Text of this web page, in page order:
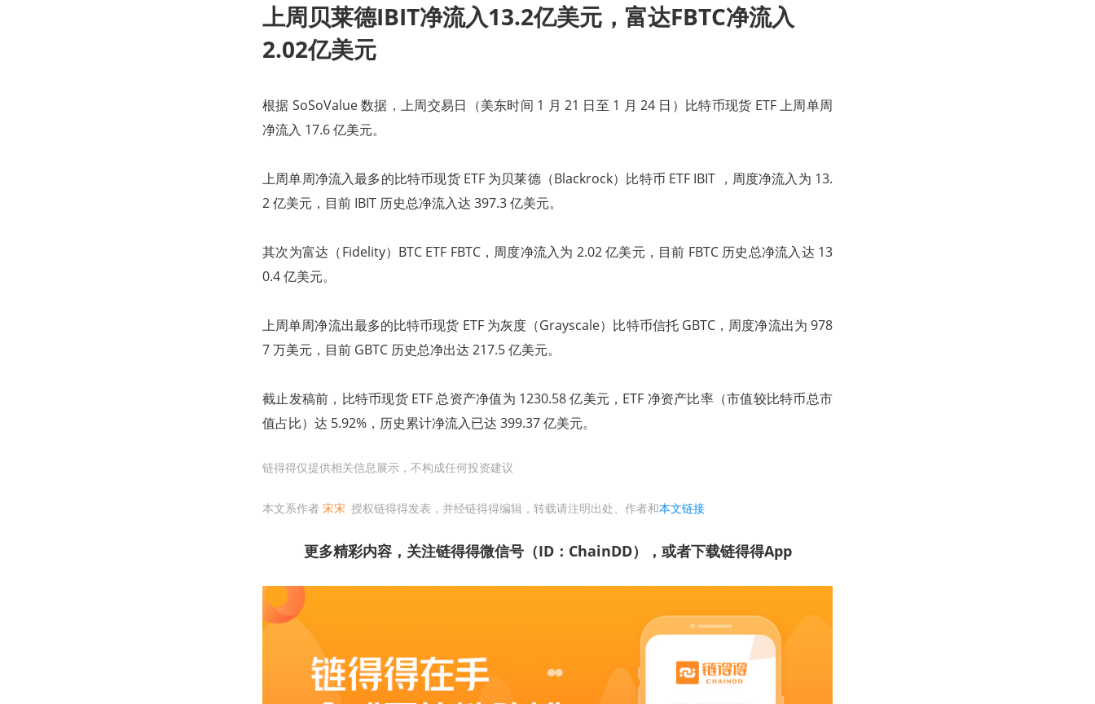
上周贝莱德IBIT净流入13.2亿美元，富达FBTC净流入
2.02亿美元
根据 SoSoValue 数据，上周交易日（美东时间 1 月 21 日至 1 月 24 日）比特币现货 ETF 上周单周
净流入 17.6 亿美元。
上周单周净流入最多的比特币现货 ETF 为贝莱德（Blackrock）比特币 ETF IBIT ，周度净流入为 13.
2 亿美元，目前 IBIT 历史总净流入达 397.3 亿美元。
其次为富达（Fidelity）BTC ETF FBTC，周度净流入为 2.02 亿美元，目前 FBTC 历史总净流入达 13
0.4 亿美元。
上周单周净流出最多的比特币现货 ETF 为灰度（Grayscale）比特币信托 GBTC，周度净流出为 978
7 万美元，目前 GBTC 历史总净出达 217.5 亿美元。
截止发稿前，比特币现货 ETF 总资产净值为 1230.58 亿美元，ETF 净资产比率（市值较比特币总市
值占比）达 5.92%，历史累计净流入已达 399.37 亿美元。
链得得仅提供相关信息展示，不构成任何投资建议
本文系作者 宋宋 授权链得得发表，并经链得得编辑，转载请注明出处、作者和本文链接
更多精彩内容，关注链得得微信号（ID：ChainDD），或者下载链得得App